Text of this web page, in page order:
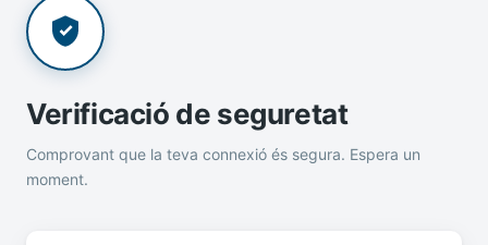
Verificació de seguretat
Comprovant que la teva connexió és segura. Espera un
moment.